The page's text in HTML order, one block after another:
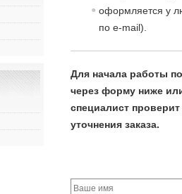
оформляется у
по e-mail).
Для начала работы
через форму ниже
специалист
уточнения заказа.